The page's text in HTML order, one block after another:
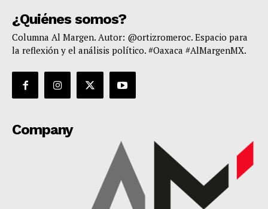
¿Quiénes somos?
Columna Al Margen. Autor: @ortizromeroc. Espacio para
la reflexión y el análisis político. #Oaxaca #AlMargenMX.
Company